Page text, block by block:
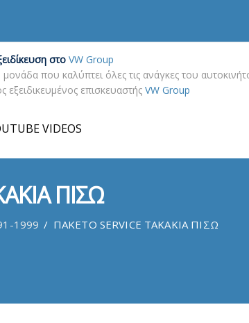
στο VW Group
μονάδα που καλύπτει όλες τις ανάγκες του
εξειδικευμένος επισκευαστής VW Group
VIDEOS
ΠΙΣΩ
1999 / ΠΑΚΕΤΟ SERVICE ΤΑΚΑΚΙΑ ΠΙΣΩ